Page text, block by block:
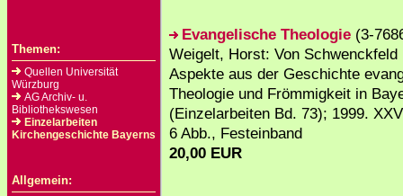
Themen:
Quellen Universität
Würzburg
AG Archiv- u.
Bibliothekswesen
Einzelarbeiten
Kirchengeschichte Bayerns
Allgemein:
Evangelische Theologie (3-
Weigelt, Horst: Von Schwenckfeld
Aspekte aus der Geschichte
Theologie und Frömmigkeit in
(Einzelarbeiten Bd. 73); 1999.
6 Abb., Festeinband
20,00 EUR